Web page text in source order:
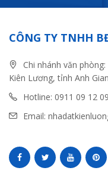
CÔNG TY TNHH
Chi nhánh văn
Kiên Lương, tỉnh Anh
Hotline: 0911 09 12
Email: